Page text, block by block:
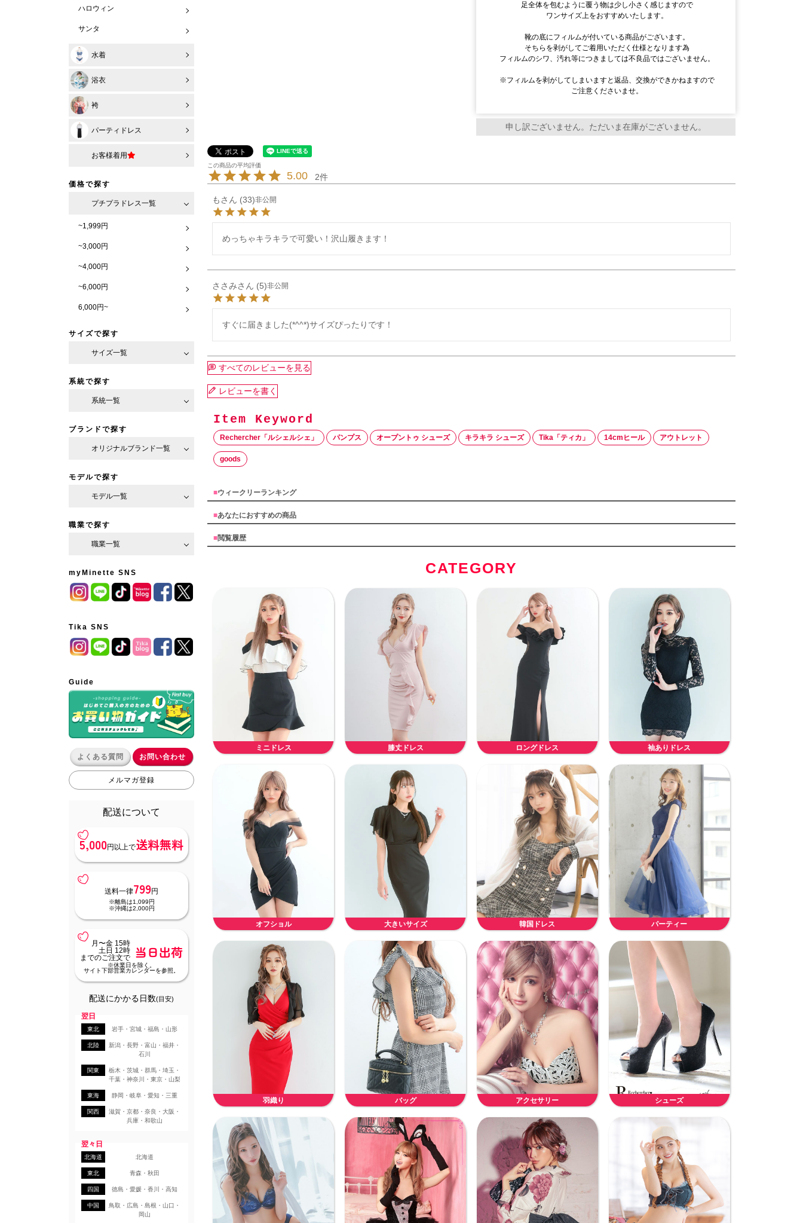
ハロウィン
サンタ
水着
浴衣
袴
パーティドレス
お客様着用
価格で探す
プチプラドレス一覧
~1,999円
~3,000円
~4,000円
~6,000円
6,000円~
サイズで探す
サイズ一覧
系統で探す
系統一覧
ブランドで探す
オリジナルブランド一覧
モデルで探す
モデル一覧
職業で探す
職業一覧
myMinette SNS
Tika SNS
Guide
よくある質問 お問い合わせ
メルマガ登録
配送について
5,000円以上で送料無料
送料一律799円
※離島は1,099円
※沖縄は2,000円
月〜金 15時
土日 12時
までのご注文で
当日出荷
※休業日を除く。
サイト下部営業カレンダーを参照。
配送にかかる日数(目安)
翌日
東北 岩手・宮城・福島・山形
北陸
新潟・長野・富山・福井・
石川
関東
栃木・茨城・群馬・埼玉・
千葉・神奈川・東京・山梨
東海 静岡・岐阜・愛知・三重
関西
滋賀・京都・奈良・大阪・
兵庫・和歌山
翌々日
北海道 北海道
東北 青森・秋田
四国 徳島・愛媛・香川・高知
中国
鳥取・広島・島根・山口・
岡山
足全体を包むように覆う物は少し小さく感じますので
ワンサイズ上をおすすめいたします。
靴の底にフィルムが付いている商品がございます。
そちらを剥がしてご着用いただく仕様となります為
フィルムのシワ、汚れ等につきましては不良品ではございません。
※フィルムを剥がしてしまいますと返品、交換ができかねますので
ご注意くださいませ。
申し訳ございません。ただいま在庫がございません。
5.00 2
も 33 非公開
めっちゃキラキラで可愛い！沢山履きます！
ささみ 5 非公開
すぐに届きました(*^^*)サイズぴったりです！
すべてのレビューを見る
レビューを書く
Rechercher「ルシェルシェ」 パンプス オープントゥ シューズ キラキラ シューズ Tika「ティカ」 14cmヒール アウトレット
goods
■ウィークリーランキング
■あなたにおすすめの商品
■閲覧履歴
CATEGORY
ミニドレス 膝丈ドレス ロングドレス 袖ありドレス
オフショル 大きいサイズ 韓国ドレス パーティー
羽織り バッグ アクセサリー シューズ